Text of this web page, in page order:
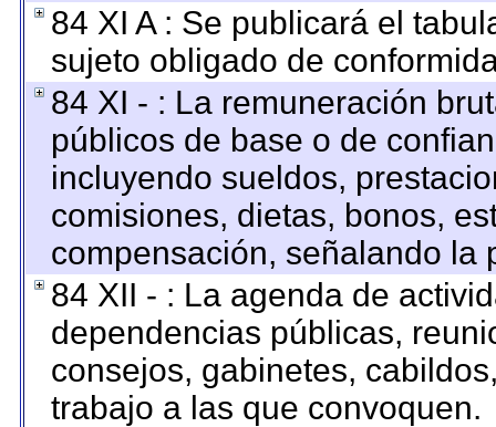
84 XI A : Se publicará el
sujeto obligado de
84 XI - : La remuneración
públicos de base o de
incluyendo sueldos,
comisiones, dietas, bonos,
compensación, señalando la
84 XII - : La agenda de
dependencias públicas,
consejos, gabinetes,
trabajo a las que convoquen.